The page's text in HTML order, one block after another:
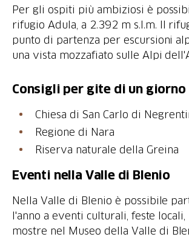
Per gli ospiti più ambiziosi è
rifugio Adula, a 2.392 m s.l.m. Il
punto di partenza per escursioni
una vista mozzafiato sulle Alpi
Consigli per gite di un giorno
Chiesa di San Carlo di
Regione di Nara
Riserva naturale della Greina
Eventi nella Valle di Blenio
Nella Valle di Blenio è possibile
l'anno a eventi culturali, feste locali,
mostre nel Museo della Valle di